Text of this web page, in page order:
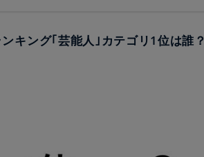
キング｢芸能人｣カテゴリ1位は誰？